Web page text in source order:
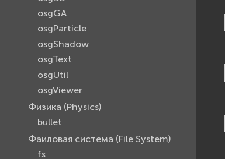
osgGA
osgParticle
osgShadow
osgText
osgUtil
osgViewer
Физика (Physics)
bullet
Фаиловая система (File System)
fs